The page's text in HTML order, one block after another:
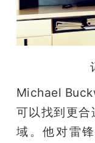
Michael
可以找到更合
域。他对雷